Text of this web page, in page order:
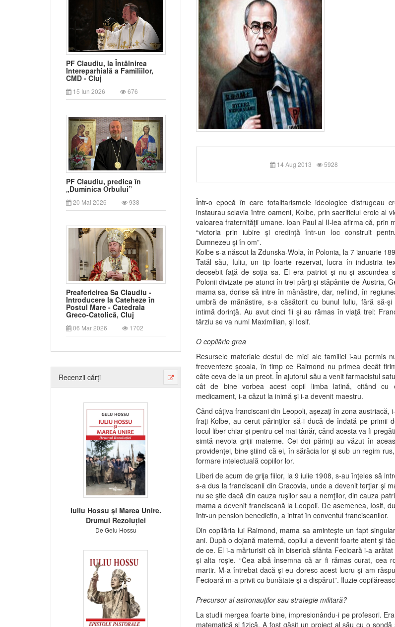
PF Claudiu, la Întâlnirea
Intereparhială a Familiilor,
CMD - Cluj
15 Iun 2026 676
PF Claudiu, predica în
„Duminica Orbului”
20 Mai 2026 938
Preafericirea Sa Claudiu -
Introducere la Cateheze în
Postul Mare - Catedrala
Greco-Catolică, Cluj
06 Mar 2026 1702
Recenzii cărți
Iuliu Hossu și Marea Unire.
Drumul Rezoluției
De Gelu Hossu
14 Aug 2013 5928
Într-o epocă în care totalitarismele ideologice distrugeau
instaurau sclavia între oameni, Kolbe, prin sacrificiul eroic al
valoarea fraternităţii umane. Ioan Paul al II-lea afirma că, prin
“victoria prin iubire şi credinţă într-un loc construit
Dumnezeu şi în om”.
Kolbe s-a născut la Zdunska-Wola, în Polonia, la 7 ianuarie
Tatăl său, Iuliu, un tip foarte rezervat, lucra în industria
deosebit faţă de soţia sa. El era patriot şi nu-şi ascundea
Polonii divizate pe atunci în trei părţi şi stăpânite de Austria,
mama sa, dorise să intre în mănăstire, dar, nefiind, în
umbră de mănăstire, s-a căsătorit cu bunul Iuliu, fără să-
intimă dorinţă. Au avut cinci fii şi au rămas în viaţă trei:
târziu se va numi Maximilian, şi Iosif.
O copilărie grea
Resursele materiale destul de mici ale familiei i-au permis
frecventeze şcoala, în timp ce Raimond nu primea decât
câte ceva de la un preot. În ajutorul său a venit farmacistul
cât de bine vorbea acest copil limba latină, citând cu
medicament, i-a căzut la inimă şi i-a devenit maestru.
Când câţiva franciscani din Leopoli, aşezaţi în zona austriacă,
fraţi Kolbe, au cerut părinţilor să-i ducă de îndată pe primii
locul liber chiar şi pentru cel mai tânăr, când acesta va fi
simtă nevoia grijii materne. Cei doi părinţi au văzut în
providenţei, bine ştiind că ei, în sărăcia lor şi sub un regim
formare intelectuală copiilor lor.
Liberi de acum de grija fiilor, la 9 iulie 1908, s-au înţeles să
s-a dus la franciscanii din Cracovia, unde a devenit terţiar şi
nu se ştie dacă din cauza ruşilor sau a nemţilor, din cauza
mama a devenit franciscană la Leopoli. De asemenea, Iosif,
într-un pension benedictin, a intrat în conventul franciscanilor.
Din copilăria lui Raimond, mama sa aminteşte un fapt
ani. După o dojană maternă, copilul a devenit foarte atent şi
de ce. El i-a mărturisit că în biserică sfânta Fecioară i-a
şi alta roşie. “Cea albă însemna că ar fi rămas curat, cea
martir. M-a întrebat dacă şi eu doresc acest lucru şi am
Fecioară m-a privit cu bunătate şi a dispărut”. Iluzie
Precursor al astronauţilor sau strategie militară?
La studii mergea foarte bine, impresionându-i pe profesori.
matematică şi fizică. A fost găsit un proiect al său cu o